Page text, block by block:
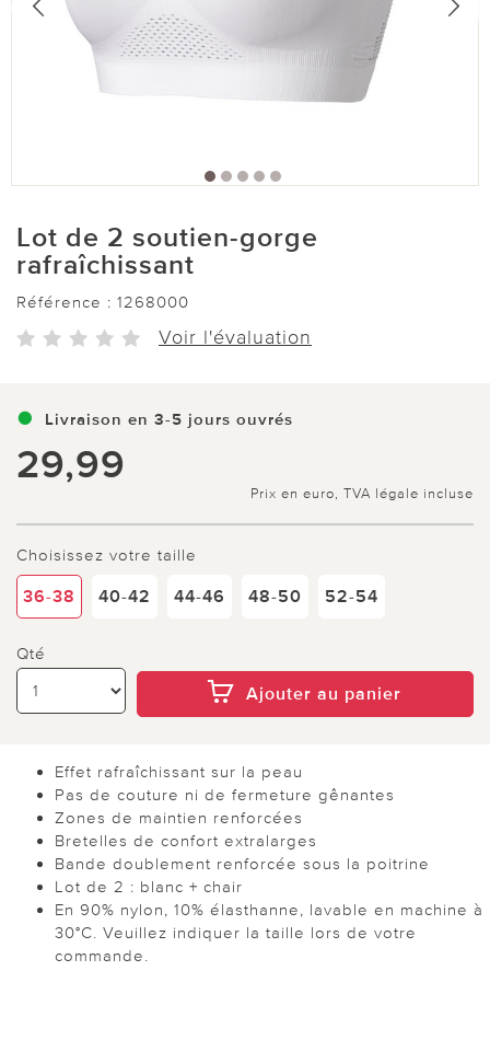
Lot de 2 soutien-gorge
rafraîchissant
Référence : 1268000
Voir l'évaluation
Livraison en 3-5 jours ouvrés
29,99
Prix en euro, TVA légale incluse
Choisissez votre taille
36-38 40-42 44-46 48-50 52-54
Qté
Ajouter au panier
Effet rafraîchissant sur la peau
Pas de couture ni de fermeture gênantes
Zones de maintien renforcées
Bretelles de confort extralarges
Bande doublement renforcée sous la poitrine
Lot de 2 : blanc + chair
En 90% nylon, 10% élasthanne, lavable en machine à
30°C. Veuillez indiquer la taille lors de votre
commande.